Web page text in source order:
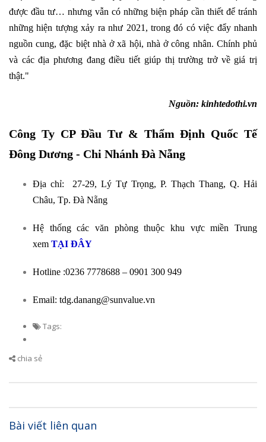
được đầu tư… nhưng vẫn có những biện pháp cần thiết để tránh
những hiện tượng xảy ra như 2021, trong đó có việc đẩy nhanh
nguồn cung, đặc biệt nhà ở xã hội, nhà ở công nhân. Chính phủ
và các địa phương đang điều tiết giúp thị trường trở về giá trị
thật."
Nguồn: kinhtedothi.vn
Công Ty CP Đầu Tư & Thẩm Định Quốc Tế
Đông Dương - Chi Nhánh Đà Nẵng
Địa chỉ: 27-29, Lý Tự Trọng, P. Thạch Thang, Q. Hải
Châu, Tp. Đà Nẵng
Hệ thống các văn phòng thuộc khu vực miền Trung
xem TẠI ĐÂY
Hotline :0236 7778688 – 0901 300 949
Email: tdg.danang@sunvalue.vn
Tags:
chia sẻ
Bài viết liên quan